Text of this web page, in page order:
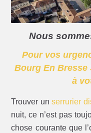
Nous
Pour vos
Bourg En Bresse
à
Trouver unserrurier
nuit, ce n’est pas
chose courante que